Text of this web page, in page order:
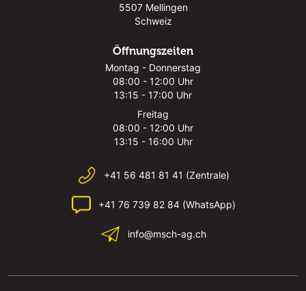
5507 Mellingen
Schweiz
Öffnungszeiten
Montag - Donnerstag
08:00 - 12:00 Uhr
13:15 - 17:00 Uhr
Freitag
08:00 - 12:00 Uhr
13:15 - 16:00 Uhr
+41 56 481 81 41 (Zentrale)
+41 76 739 82 84 (WhatsApp)
info@msch-ag.ch